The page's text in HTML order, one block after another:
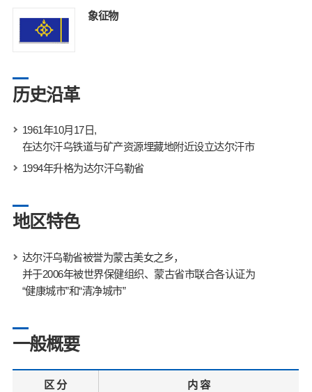
象征物
历史沿革
1961年10月17日,
在达尔汗乌铁道与矿产资源埋藏地附近设立达尔汗市
1994年升格为达尔汗乌勒省
地区特色
达尔汗乌勒省被誉为蒙古美女之乡，
并于2006年被世界保健组织、蒙古省市联合各认证为
“健康城市”和“清净城市”
一般概要
区 分 内 容